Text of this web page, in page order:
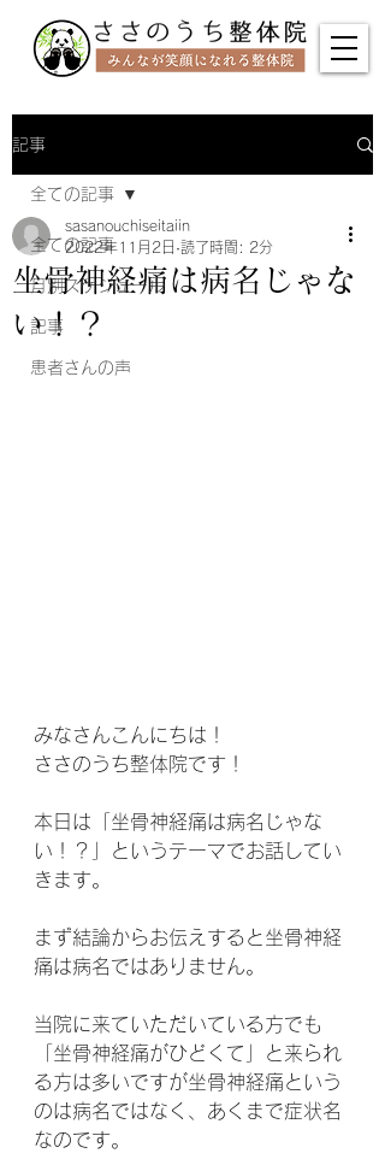
記事
全ての記事
月別スケジュール
記事
患者さんの声
全ての記事
坐骨神経痛は病名じゃな
い！？
sasanouchiseitaiin
2022年11月2日 読了時間: 2分
みなさんこんにちは！
ささのうち整体院です！
本日は「坐骨神経痛は病名じゃな
い！？」というテーマでお話してい
きます。
まず結論からお伝えすると坐骨神経
痛は病名ではありません。
当院に来ていただいている方でも
「坐骨神経痛がひどくて」と来られ
る方は多いですが坐骨神経痛という
のは病名ではなく、あくまで症状名
なのです。